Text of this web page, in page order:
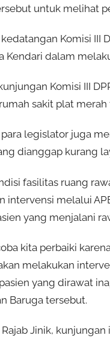
untuk melihat
Komisi III
Kendari dalam
Komisi III
sakit plat merah
legislator juga
dianggap kurang
fasilitas ruang
intervensi melalui
yang menjalani
kita perbaiki
melakukan
yang dirawat
Baruga tersebut.
Jinik,